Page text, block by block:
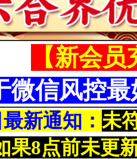
【新会
微信风控
新通知： 未
果8点前未更
生因打赏资料
生因打赏资料